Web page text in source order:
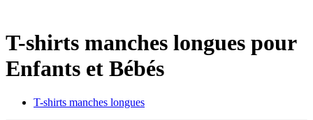
T-shirts manches longues pour
Enfants et Bébés
T-shirts manches longues